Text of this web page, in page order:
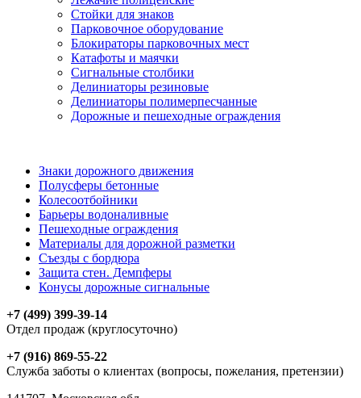
Стойки для знаков
Парковочное оборудование
Блокираторы парковочных мест
Катафоты и маячки
Сигнальные столбики
Делиниаторы резиновые
Делиниаторы полимерпесчанные
Дорожные и пешеходные ограждения
Знаки дорожного движения
Полусферы бетонные
Колесоотбойники
Барьеры водоналивные
Пешеходные ограждения
Материалы для дорожной разметки
Съезды с бордюра
Защита стен. Демпферы
Конусы дорожные сигнальные
+7 (499) 399-39-14
Отдел продаж (круглосуточно)
+7 (916) 869-55-22
Служба заботы о клиентах (вопросы, пожелания, претензии)